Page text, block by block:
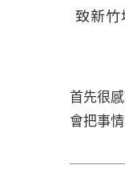
致新
首先很
會把事